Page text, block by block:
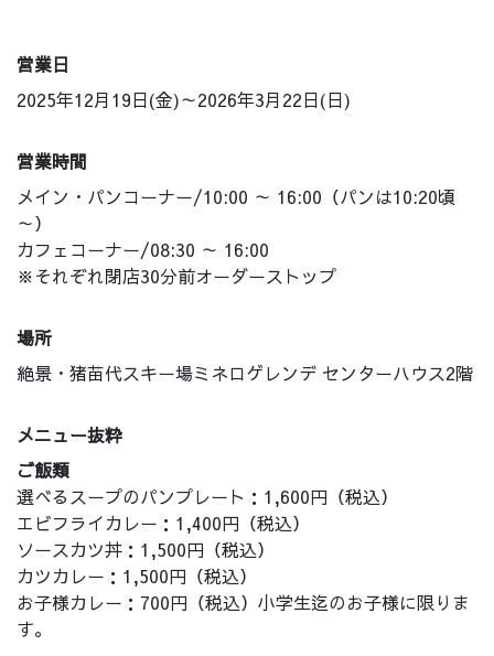
営業日
2025年12月19日(金)～2026年3月22日(日)
営業時間
メイン・パンコーナー/10:00 ～ 16:00（パンは10:20頃
～）
カフェコーナー/08:30 ～ 16:00
※それぞれ閉店30分前オーダーストップ
場所
絶景・猪苗代スキー場ミネロゲレンデ センターハウス2階
メニュー抜粋
ご飯類
選べるスープのパンプレート：1,600円（税込）
エビフライカレー：1,400円（税込）
ソースカツ丼：1,500円（税込）
カツカレー：1,500円（税込）
お子様カレー：700円（税込）小学生迄のお子様に限りま
す。